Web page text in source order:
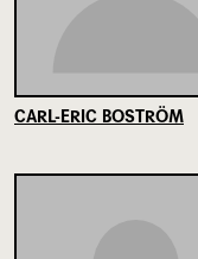
CARL-ERIC BOSTRÖM